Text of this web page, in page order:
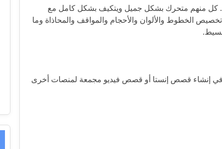
من بينها. كل منهم متحرك بشكل جميل ويتكيف بشكل كامل مع
الخطوط والألوان والأحجام والمواقف والمحاذاة وما
إنشاء قصص إنستا أو قصص فيديو مجمعة لمنصات أخرى